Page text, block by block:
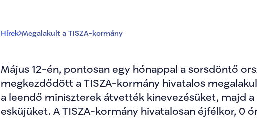
Hírek Megalakult a TISZA-kormány
Május 12-én, pontosan egy hónappal a sorsdöntő
megkezdődött a TISZA-kormány hivatalos
a leendő miniszterek átvették kinevezésüket, majd
esküjüket. A TISZA-kormány hivatalosan éjfélkor, 0